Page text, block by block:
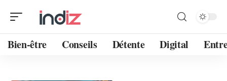
Bien-être Conseils Détente Digital